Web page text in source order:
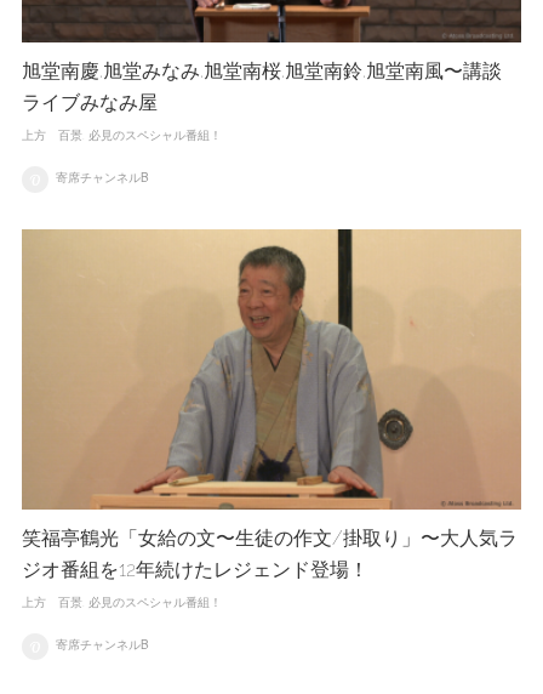
旭堂南慶,旭堂みなみ,旭堂南桜,旭堂南鈴,旭堂南風〜講談
ライブみなみ屋
上方 百景 必見のスペシャル番組！
寄席チャンネルB
笑福亭鶴光「女給の文〜生徒の作文/掛取り」〜大人気ラ
ジオ番組を12年続けたレジェンド登場！
上方 百景 必見のスペシャル番組！
寄席チャンネルB